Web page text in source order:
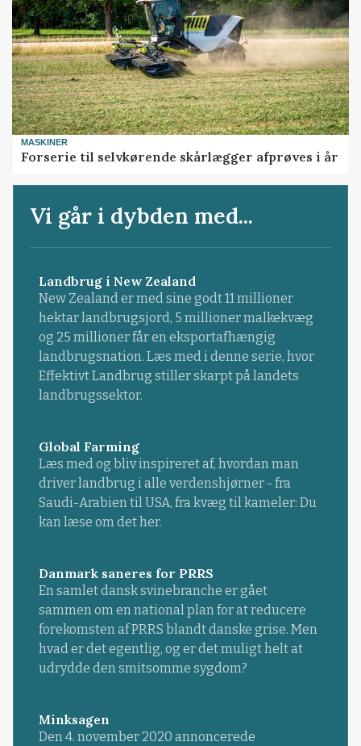
MASKINER
Forserie til selvkørende skårlægger afprøves i år
Vi går i dybden med...
Landbrug i New Zealand
New Zealand er med sine godt 11 millioner
hektar landbrugsjord, 5 millioner malkekvæg
og 25 millioner får en eksportafhængig
landbrugsnation. Læs med i denne serie, hvor
Effektivt Landbrug stiller skarpt på landets
landbrugssektor.
Global Farming
Læs med og bliv inspireret af, hvordan man
driver landbrug i alle verdenshjørner - fra
Saudi-Arabien til USA, fra kvæg til kameler: Du
kan læse om det her.
Danmark saneres for PRRS
En samlet dansk svinebranche er gået
sammen om en national plan for at reducere
forekomsten af PRRS blandt danske grise. Men
hvad er det egentlig, og er det muligt helt at
udrydde den smitsomme sygdom?
Minksagen
Den 4. november 2020 annoncerede